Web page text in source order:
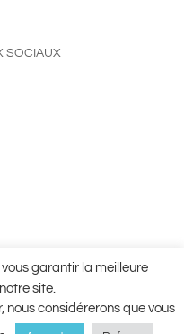
SOCIAUX
Utilisation des Cookies
©Aginax 2022
garantir la meilleure
site.
nous considérerons que vous